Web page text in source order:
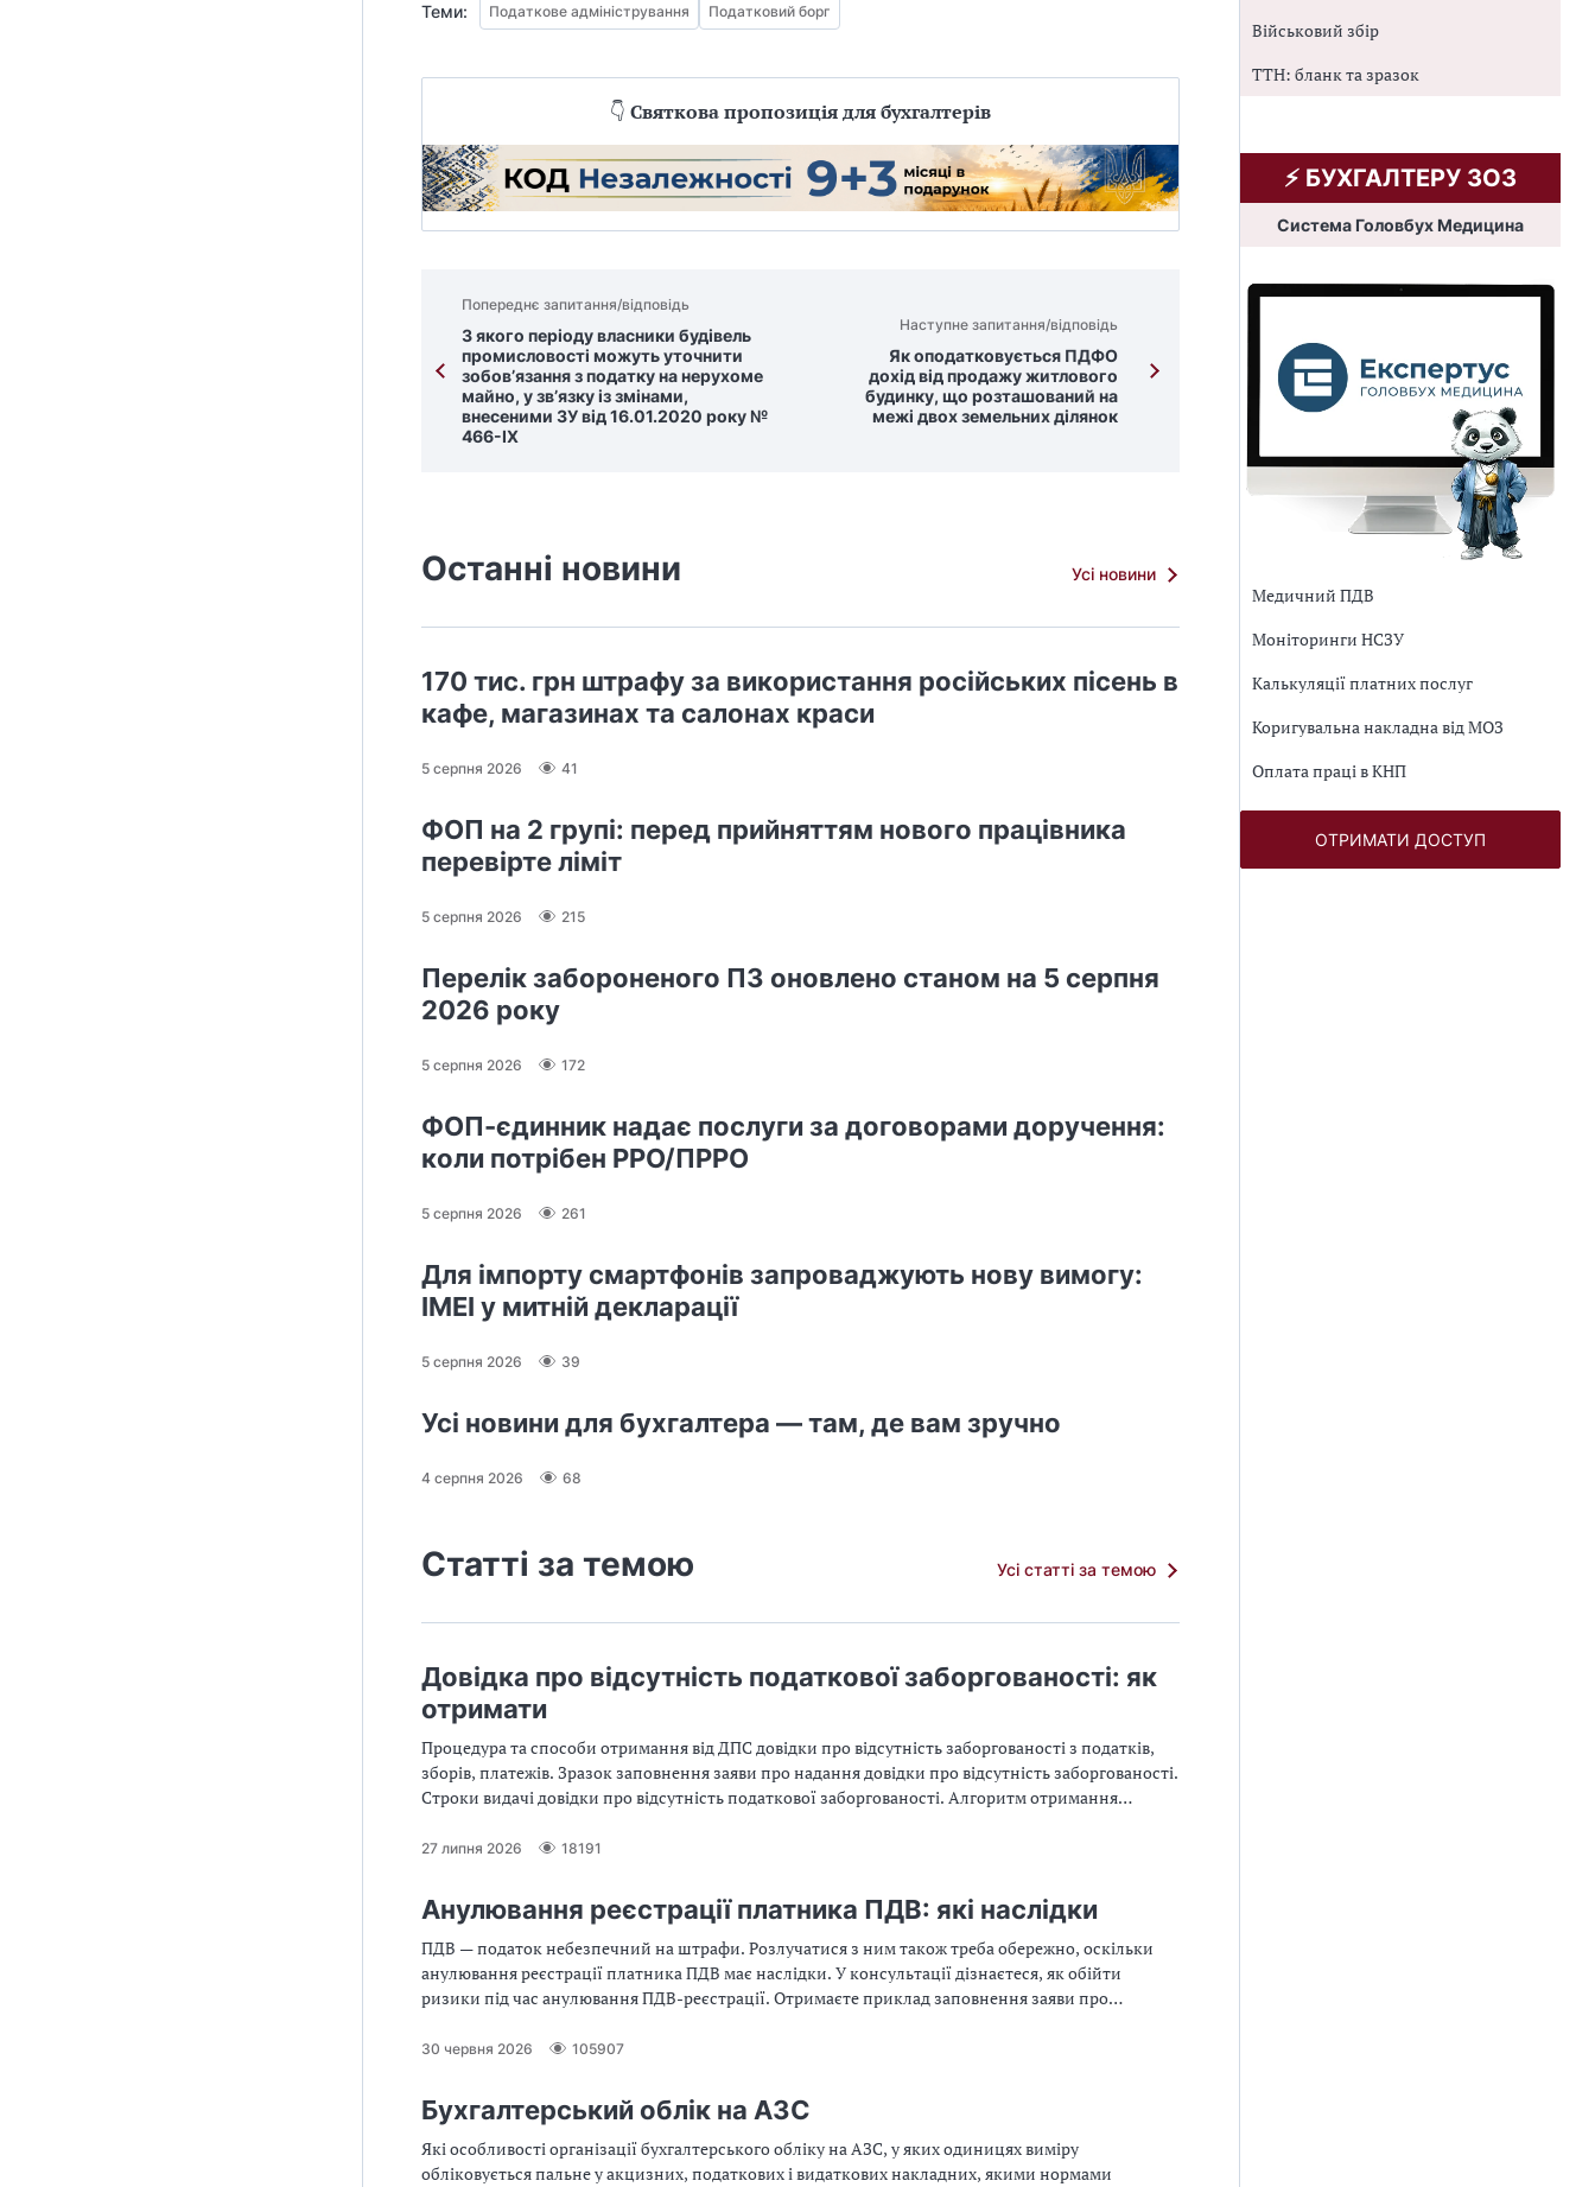
Теми: Податкове адміністрування Податковий борг
👇 Святкова пропозиція для бухгалтерів
Попереднє запитання/відповідь
З якого періоду власники будівель
промисловості можуть уточнити
зобов’язання з податку на нерухоме
майно, у зв’язку із змінами,
внесеними ЗУ від 16.01.2020 року №
466-ІХ
Наступне запитання/відповідь
Як оподатковується ПДФО
дохід від продажу житлового
будинку, що розташований на
межі двох земельних ділянок
Останні новини Усі новини
170 тис. грн штрафу за використання російських пісень в
кафе, магазинах та салонах краси
5 серпня 2026 41
ФОП на 2 групі: перед прийняттям нового працівника
перевірте ліміт
5 серпня 2026 215
Перелік забороненого ПЗ оновлено станом на 5 серпня
2026 року
5 серпня 2026 172
ФОП-єдинник надає послуги за договорами доручення:
коли потрібен РРО/ПРРО
5 серпня 2026 261
Для імпорту смартфонів запроваджують нову вимогу:
IMEI у митній декларації
5 серпня 2026 39
Усі новини для бухгалтера — там, де вам зручно
4 серпня 2026 68
Статті за темою Усі статті за темою
Довідка про відсутність податкової заборгованості: як
отримати
Процедура та способи отримання від ДПС довідки про відсутність заборгованості з податків,
зборів, платежів. Зразок заповнення заяви про надання довідки про відсутність заборгованості.
Строки видачі довідки про відсутність податкової заборгованості. Алгоритм отримання
27 липня 2026 18191
Анулювання реєстрації платника ПДВ: які наслідки
ПДВ — податок небезпечний на штрафи. Розлучатися з ним також треба обережно, оскільки
анулювання реєстрації платника ПДВ має наслідки. У консультації дізнаєтеся, як обійти
ризики під час анулювання ПДВ-реєстрації. Отримаєте приклад заповнення заяви про
30 червня 2026 105907
Бухгалтерський облік на АЗС
Які особливості організації бухгалтерського обліку на АЗС, у яких одиницях виміру
обліковується пальне у акцизних, податкових і видаткових накладних, якими нормами
Військовий збір
ТТН: бланк та зразок
⚡️ БУХГАЛТЕРУ ЗОЗ
Система Головбух Медицина
Медичний ПДВ
Моніторинги НСЗУ
Калькуляції платних послуг
Коригувальна накладна від МОЗ
Оплата праці в КНП
ОТРИМАТИ ДОСТУП